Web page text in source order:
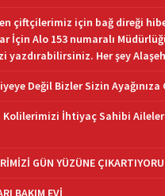
çiftçilerimiz için bağ direği
İçin Alo 153 numaralı
yazdırabilirsiniz. Her şey
Değil Bizler Sizin Ayağınıza
Kolilerimizi İhtiyaç Sahibi
GÜN YÜZÜNE
BAKIM EVİ